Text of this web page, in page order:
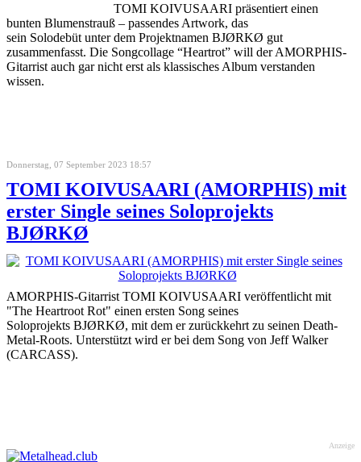
TOMI KOIVUSAARI präsentiert einen
bunten Blumenstrauß – passendes Artwork, das
sein Solodebüt unter dem Projektnamen BJØRKØ gut
zusammenfasst. Die Songcollage “Heartrot” will der AMORPHIS-
Gitarrist auch gar nicht erst als klassisches Album verstanden
wissen.
Donnerstag, 07 September 2023 18:57
TOMI KOIVUSAARI (AMORPHIS) mit
erster Single seines Soloprojekts
BJØRKØ
AMORPHIS-Gitarrist TOMI KOIVUSAARI veröffentlicht mit
"The Heartroot Rot" einen ersten Song seines
Soloprojekts BJØRKØ, mit dem er zurückkehrt zu seinen Death-
Metal-Roots. Unterstützt wird er bei dem Song von Jeff Walker
(CARCASS).
Anzeige